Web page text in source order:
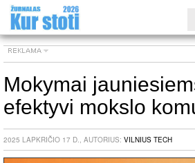
Konkursinio balo skaičiuoklė Žurnalas KUR
Universitetų sritis
Mokymai
efektyvi mokslo
2025 LAPKRIČIO 17 D., AUTORIUS: VILNIUS TECH